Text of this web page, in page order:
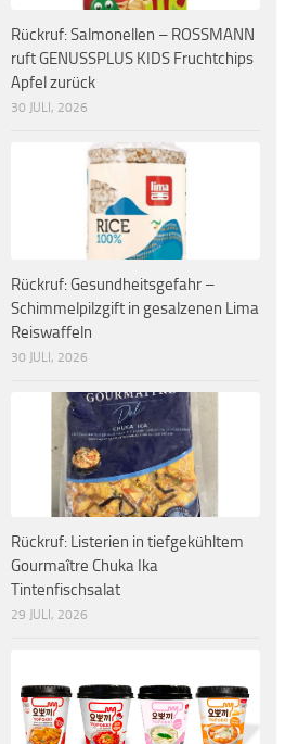
Rückruf: Salmonellen – ROSSMANN
ruft GENUSSPLUS KIDS Fruchtchips
Apfel zurück
30 JULI, 2026
Rückruf: Gesundheitsgefahr –
Schimmelpilzgift in gesalzenen Lima
Reiswaffeln
30 JULI, 2026
Rückruf: Listerien in tiefgekühltem
Gourmaître Chuka Ika
Tintenfischsalat
29 JULI, 2026